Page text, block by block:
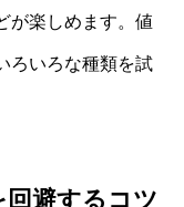
が楽しめます。値
ろいろな種類を試
回避するコツ